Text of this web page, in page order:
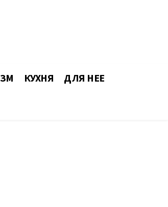
КУХНЯ ДЛЯ НЕЕ